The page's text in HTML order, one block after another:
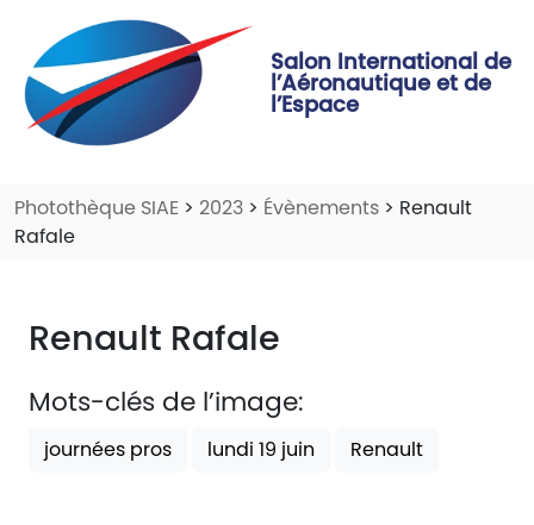
Salon International de
l’Aéronautique et de
l’Espace
Photothèque SIAE > 2023 > Évènements > Renault
Rafale
Renault Rafale
Mots-clés de l’image:
journées pros lundi 19 juin Renault